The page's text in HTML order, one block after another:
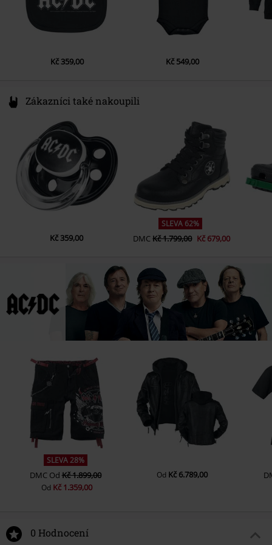
Kč 359,00 Kč 549,00
Zákazníci také nakoupili
Kč 359,00
SLEVA 62%
DMCKč 1.799,00 Kč 679,00
SLEVA 28%
DMC OdKč 1.899,00
Od Kč 1.359,00
Od Kč 6.789,00
0 Hodnocení